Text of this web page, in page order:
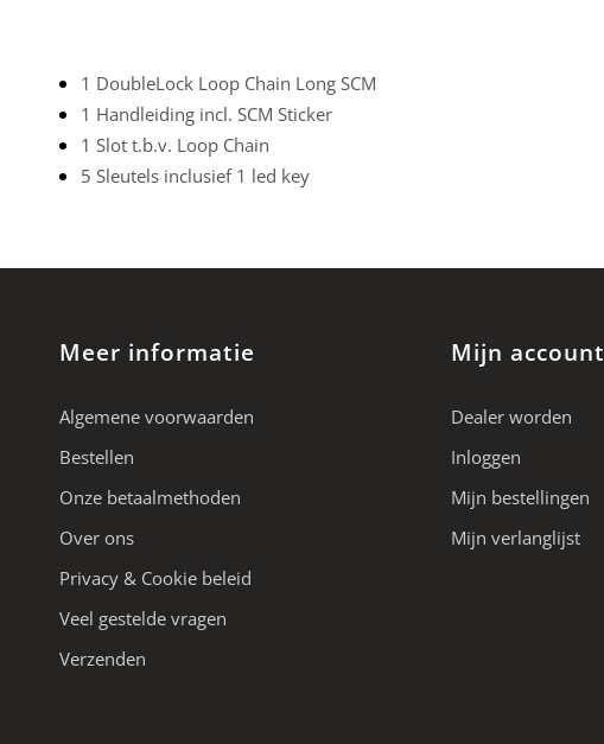
1 DoubleLock Loop Chain Long SCM
1 Handleiding incl. SCM Sticker
1 Slot t.b.v. Loop Chain
5 Sleutels inclusief 1 led key
Meer informatie
Algemene voorwaarden
Bestellen
Onze betaalmethoden
Over ons
Privacy & Cookie beleid
Veel gestelde vragen
Verzenden
Mijn account
Dealer worden
Inloggen
Mijn bestellingen
Mijn verlanglijst